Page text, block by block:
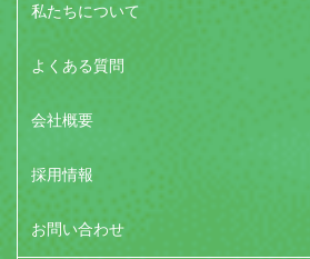
私たちについて
よくある質問
会社概要
採用情報
お問い合わせ